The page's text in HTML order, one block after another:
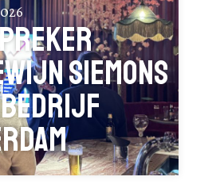
Siemons